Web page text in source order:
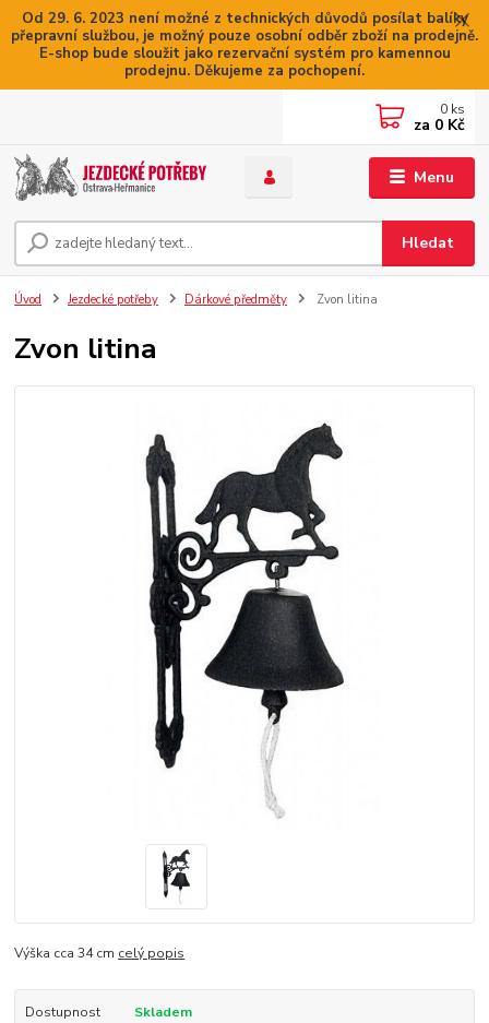
Od 29. 6. 2023 není možné z technických důvodů posílat balíky
přepravní službou, je možný pouze osobní odběr zboží na prodejně.
E-shop bude sloužit jako rezervační systém pro kamennou
prodejnu. Děkujeme za pochopení.
Menu
Hledat
0 ks
za 0 Kč
Úvod Jezdecké potřeby Dárkové předměty Zvon litina
Zvon litina
Výška cca 34 cm celý popis
Dostupnost Skladem